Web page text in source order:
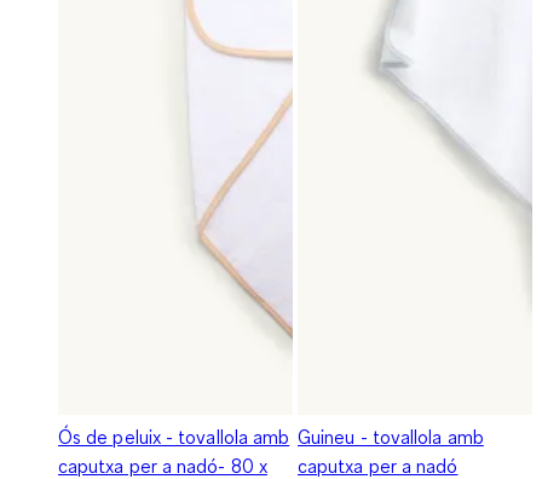
Ós de peluix - tovallola amb
caputxa per a nadó- 80 x
Guineu - tovallola amb
caputxa per a nadó